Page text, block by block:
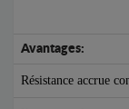
Avantages:
Résistance accrue